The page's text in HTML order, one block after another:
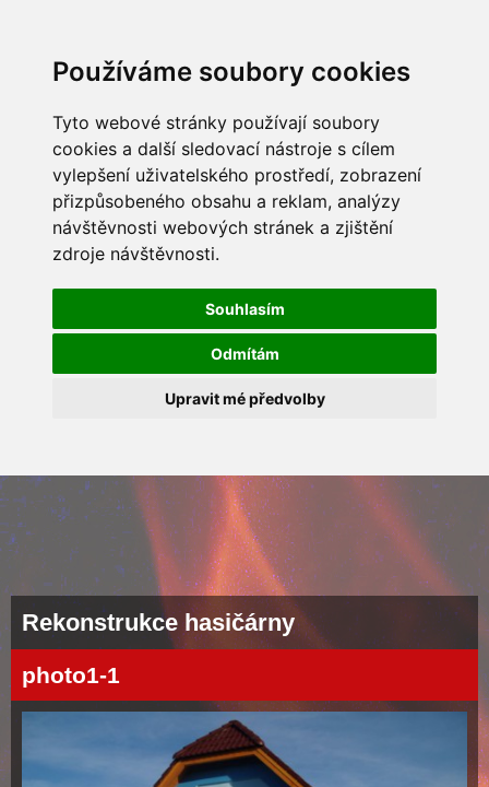
Používáme soubory cookies
Tyto webové stránky používají soubory
cookies a další sledovací nástroje s cílem
vylepšení uživatelského prostředí, zobrazení
přizpůsobeného obsahu a reklam, analýzy
návštěvnosti webových stránek a zjištění
zdroje návštěvnosti.
Souhlasím
Odmítám
Upravit mé předvolby
Rekonstrukce hasičárny
photo1-1